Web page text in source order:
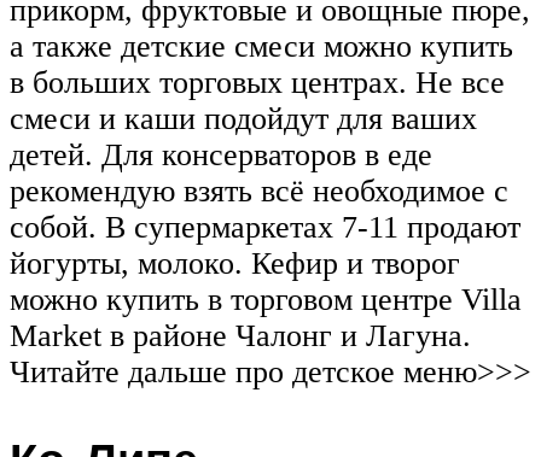
прикорм, фруктовые и овощные пюре,
а также детские смеси можно купить
в больших торговых центрах. Не все
смеси и каши подойдут для ваших
детей. Для консерваторов в еде
рекомендую взять всё необходимое с
собой. В супермаркетах 7-11 продают
йогурты, молоко. Кефир и творог
можно купить в торговом центре Villa
Market в районе Чалонг и Лагуна.
Читайте дальше про детское меню>>>